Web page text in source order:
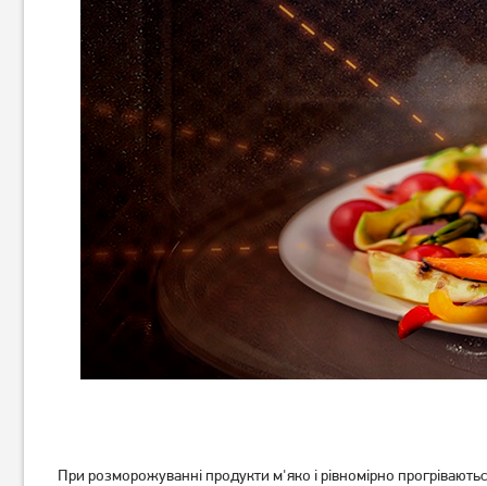
При розморожуванні продукти м'яко і рівномірно